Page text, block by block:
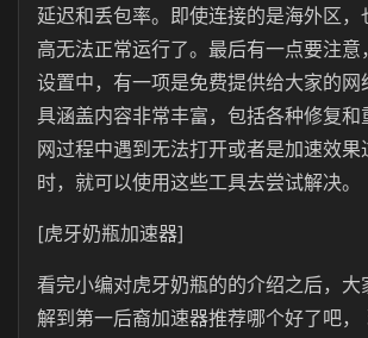
延迟和丢包率。即使连接的是海外区，
高无法正常运行了。最后有一点要注意
设置中，有一项是免费提供给大家的网
具涵盖内容非常丰富，包括各种修复和
网过程中遇到无法打开或者是加速效果
时，就可以使用这些工具去尝试解决。
[虎牙奶瓶加速器]
看完小编对虎牙奶瓶的的介绍之后，大
解到第一后裔加速器推荐哪个好了吧，